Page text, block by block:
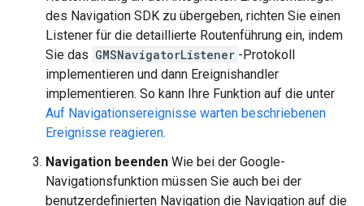
des Navigation SDK zu übergeben, richten Sie einen
Listener für die detaillierte Routenführung ein, indem
Sie das GMSNavigatorListener -Protokoll
implementieren und dann Ereignishandler
implementieren. So kann Ihre Funktion auf die unter
Auf Navigationsereignisse warten beschriebenen
Ereignisse reagieren.
Navigation beenden Wie bei der Google-
Navigationsfunktion müssen Sie auch bei der
benutzerdefinierten Navigation die Navigation auf die